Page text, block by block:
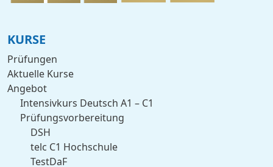
KURSE
Prüfungen
Aktuelle Kurse
Angebot
Intensivkurs Deutsch A1 – C1
Prüfungsvorbereitung
DSH
telc C1 Hochschule
TestDaF